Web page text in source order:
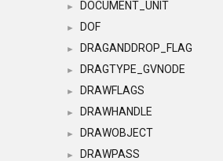
► DOCUMENT_UNIT
► DOF
► DRAGANDDROP_FLAG
► DRAGTYPE_GVNODE
► DRAWFLAGS
► DRAWHANDLE
► DRAWOBJECT
► DRAWPASS